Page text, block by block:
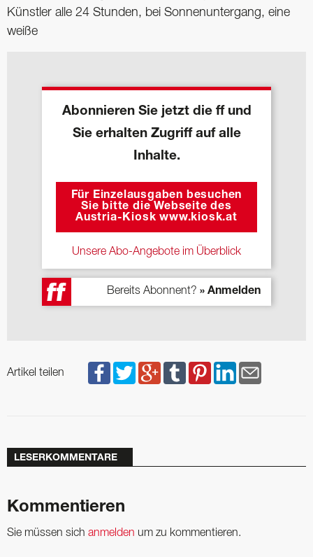
Künstler alle 24 Stunden, bei Sonnenuntergang, eine
weiße
Abonnieren Sie jetzt die ff und
Sie erhalten Zugriff auf alle
Inhalte.
Für Einzelausgaben besuchen
Sie bitte die Webseite des
Austria-Kiosk www.kiosk.at
Unsere Abo-Angebote im Überblick
Bereits Abonnent? » Anmelden
Artikel teilen
LESERKOMMENTARE
Kommentieren
Sie müssen sich anmelden um zu kommentieren.